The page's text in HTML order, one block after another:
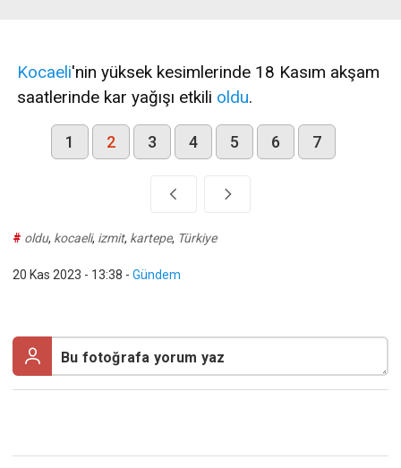
Kocaeli'nin yüksek kesimlerinde 18 Kasım akşam
saatlerinde kar yağışı etkili oldu.
1 2 3 4 5 6 7
# oldu, kocaeli, izmit, kartepe, Türkiye
20 Kas 2023 - 13:38 - Gündem